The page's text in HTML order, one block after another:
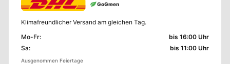
GoGreen
Klimafreundlicher Versand am gleichen Tag.
Mo-Fr:
bis 16:00 Uhr
Sa: bis 11:00 Uhr
Ausgenommen Feiertage